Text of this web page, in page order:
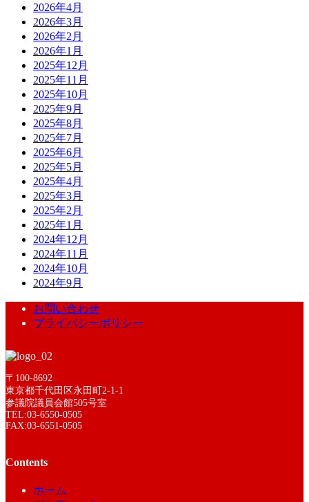
2026年4月
2026年3月
2026年2月
2026年1月
2025年12月
2025年11月
2025年10月
2025年9月
2025年8月
2025年7月
2025年6月
2025年5月
2025年4月
2025年3月
2025年2月
2025年1月
2024年12月
2024年11月
2024年10月
2024年9月
お問い合わせ
プライバシーポリシー
〒100-8692
東京都千代田区永田町2-1-1
参議院議員会館505号室
TEL:03-6550-0505
FAX:03-6551-0505
Contents
ホーム